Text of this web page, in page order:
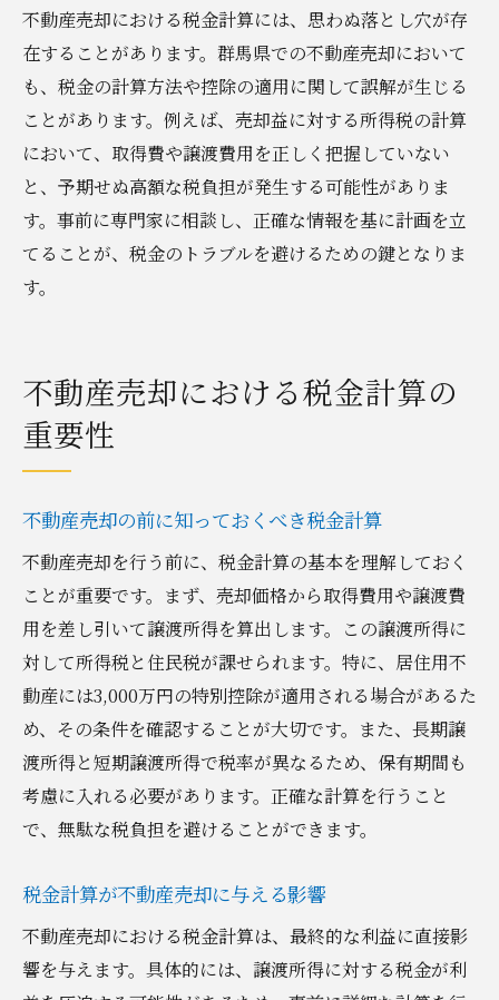
不動産売却における税金計算には、思わぬ落とし穴が存
在することがあります。群馬県での不動産売却において
も、税金の計算方法や控除の適用に関して誤解が生じる
ことがあります。例えば、売却益に対する所得税の計算
において、取得費や譲渡費用を正しく把握していない
と、予期せぬ高額な税負担が発生する可能性がありま
す。事前に専門家に相談し、正確な情報を基に計画を立
てることが、税金のトラブルを避けるための鍵となりま
す。
不動産売却における税金計算の
重要性
不動産売却の前に知っておくべき税金計算
不動産売却を行う前に、税金計算の基本を理解しておく
ことが重要です。まず、売却価格から取得費用や譲渡費
用を差し引いて譲渡所得を算出します。この譲渡所得に
対して所得税と住民税が課せられます。特に、居住用不
動産には3,000万円の特別控除が適用される場合があるた
め、その条件を確認することが大切です。また、長期譲
渡所得と短期譲渡所得で税率が異なるため、保有期間も
考慮に入れる必要があります。正確な計算を行うこと
で、無駄な税負担を避けることができます。
税金計算が不動産売却に与える影響
不動産売却における税金計算は、最終的な利益に直接影
響を与えます。具体的には、譲渡所得に対する税金が利